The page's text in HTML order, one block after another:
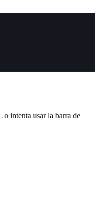
intenta usar la barra de